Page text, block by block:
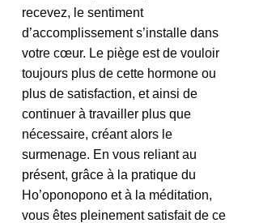
recevez, le sentiment
d’accomplissement s’installe dans
votre cœur. Le piège est de vouloir
toujours plus de cette hormone ou
plus de satisfaction, et ainsi de
continuer à travailler plus que
nécessaire, créant alors le
surmenage. En vous reliant au
présent, grâce à la pratique du
Ho’oponopono et à la méditation,
vous êtes pleinement satisfait de ce